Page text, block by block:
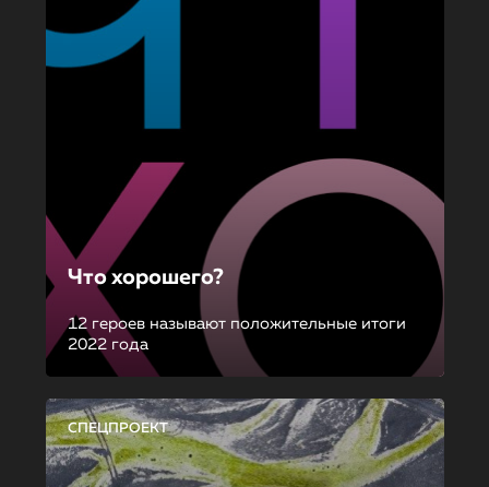
Что хорошего?
12 героев называют положительные итоги
2022 года
СПЕЦПРОЕКТ